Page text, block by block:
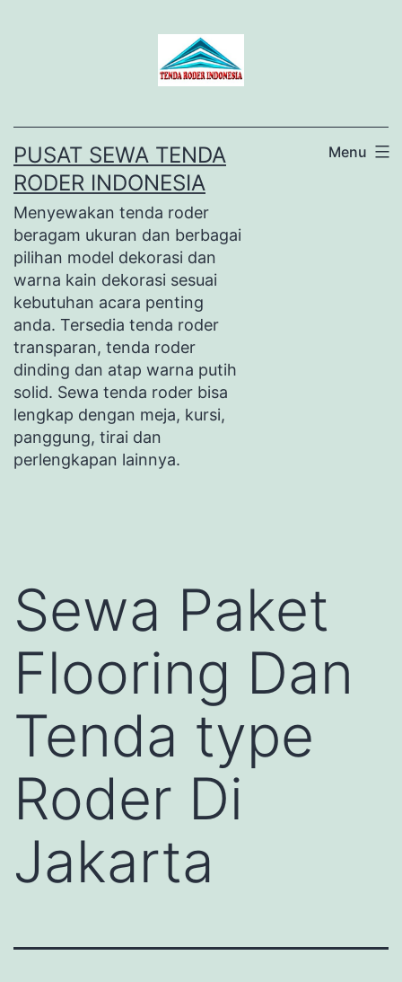
PUSAT SEWA TENDA
RODER INDONESIA
Menyewakan tenda roder
beragam ukuran dan berbagai
pilihan model dekorasi dan
warna kain dekorasi sesuai
kebutuhan acara penting
anda. Tersedia tenda roder
transparan, tenda roder
dinding dan atap warna putih
solid. Sewa tenda roder bisa
lengkap dengan meja, kursi,
panggung, tirai dan
perlengkapan lainnya.
Menu
Sewa Paket
Flooring Dan
Tenda type
Roder Di
Jakarta